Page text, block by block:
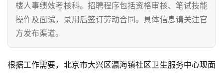
楼人事绩效考核科。招聘程序包括资格审核、笔试技能
操作及面试，录用后签订劳动合同。具体信息请关注官
方发布渠道。
根据工作需要，北京市大兴区瀛海镇社区卫生服务中心现面